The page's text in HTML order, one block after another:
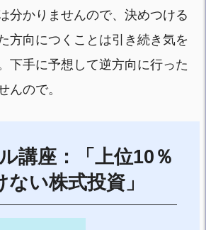
分かりませんので、決めつける
方向につくことは引き続き気を
下手に予想して逆方向に行った
んので。
講座：「上位10％
ない株式投資」